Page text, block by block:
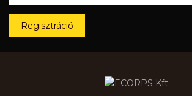
Regisztráció